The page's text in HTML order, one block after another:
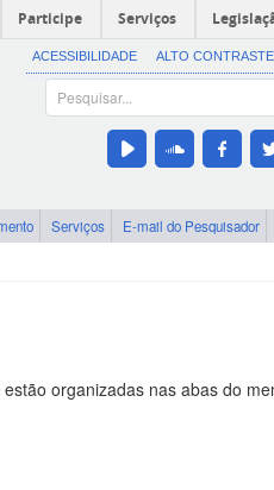
Participe Serviços
ACESSIBILIDADE ALTO CONTRASTE
Serviços E-mail do Pesquisador
organizadas nas abas do